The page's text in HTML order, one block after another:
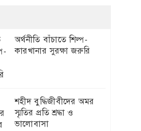
জুলাই জাদুঘর যেন দলীয়
ইতিহাসের জায়গা না হয়:
টাকার দুর্নীতি বন অধিদপ্তরের
উর্ধতন মহলের মদদে এবার
লামায় রেঞ্জার কবিরের নতুন
অর্থনীতি বাঁচাতে শিল্প-
কারখানার সুরক্ষা জরুরি
শহীদ বুদ্ধিজীবীদের অমর
স্মৃতির প্রতি শ্রদ্ধা ও
ভালোবাসা